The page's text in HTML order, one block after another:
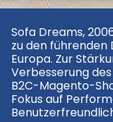
Sofa Dreams,
zu den
Europa. Zur
Verbesserung
B2C-Magento-
Fokus auf